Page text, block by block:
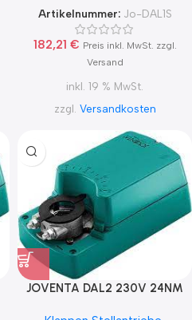
Artikelnummer: Jo-DAL1S
182,21 € Preis inkl. MwSt. zzgl.
Versand
inkl. 19 % MwSt.
zzgl. Versandkosten
JOVENTA DAL2 230V 24NM